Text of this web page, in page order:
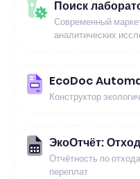
Поиск
Современный
аналитических
EcoDoc
Конструктор
ЭкоОтчёт:
Отчётность по
переплат